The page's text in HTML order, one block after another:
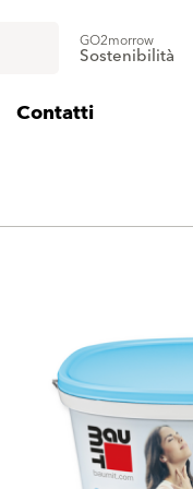
GO2morrow
Sostenibilità
Contatti